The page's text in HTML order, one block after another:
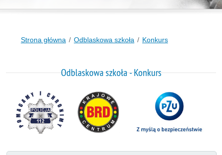
Strona główna Odblaskowa szkoła Konkurs
Odblaskowa szkoła - Konkurs